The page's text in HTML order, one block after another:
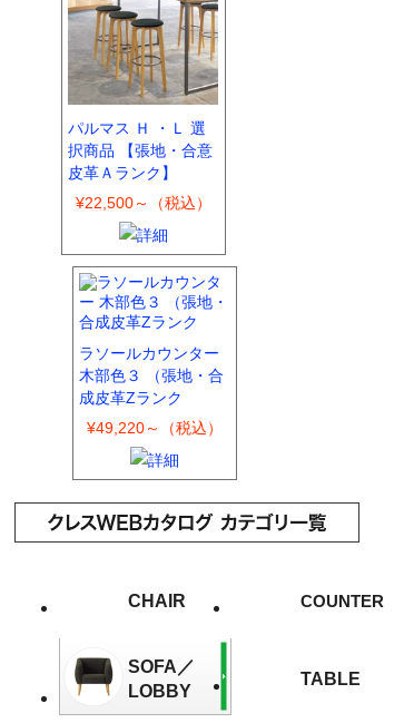
パルマス Ｈ ・Ｌ 選
択商品 【張地・合意
皮革Ａランク】
¥22,500～（税込）
ラソールカウンター
木部色３ （張地・合
成皮革Zランク
¥49,220～（税込）
CHAIR COUNTER
SOFA／
LOBBY
TABLE